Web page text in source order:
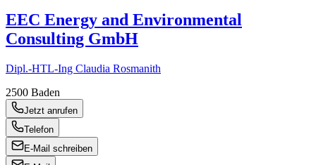
EEC Energy and Environmental
Consulting GmbH
Dipl.-HTL-Ing Claudia Rosmanith
2500 Baden
Jetzt anrufen
Telefon
E-Mail schreiben